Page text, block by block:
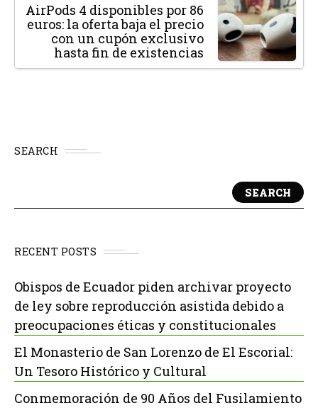
AirPods 4 disponibles por 86
euros: la oferta baja el precio
con un cupón exclusivo
hasta fin de existencias
SEARCH
SEARCH
RECENT POSTS
Obispos de Ecuador piden archivar proyecto
de ley sobre reproducción asistida debido a
preocupaciones éticas y constitucionales
El Monasterio de San Lorenzo de El Escorial:
Un Tesoro Histórico y Cultural
Conmemoración de 90 Años del Fusilamiento